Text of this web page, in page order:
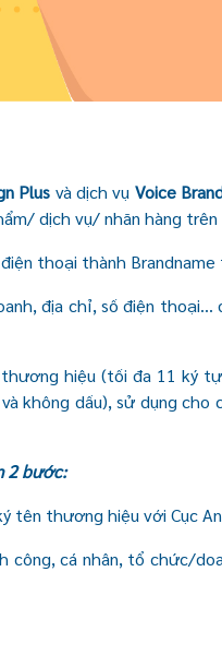
Plus và dịch vụ Voice
dịch vụ/ nhãn hàng
thoại thành
địa chỉ, số điện
hiệu (tối đa 11 ký
không dấu), sử dụng
2 bước:
tên thương hiệu với Cục
cá nhân, tổ chức/